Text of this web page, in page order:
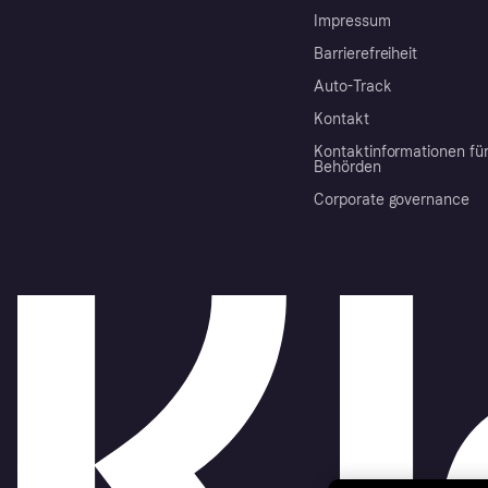
Impressum
Barrierefreiheit
Auto-Track
Kontakt
Kontaktinformationen für
Behörden
Corporate governance